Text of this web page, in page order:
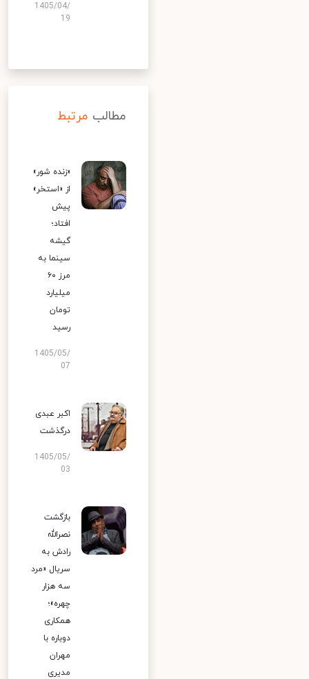
1405/04/
19
مطالب مرتبط
«زنده شور»
از «استخر»
پیش
افتاد؛
گیشه
سینما به
مرز ۶۰
میلیارد
تومان
رسید
1405/05/
07
اکبر عبدی
درگذشت
1405/05/
03
بازگشت
نصرالله
رادش به
سریال «مرد
سه هزار
چهره»؛
همکاری
دوباره با
مهران
مدیری